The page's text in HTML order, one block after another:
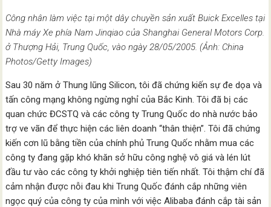
Công nhân làm việc tại một dây chuyền sản xuất Buick Excelles tại
Nhà máy Xe phía Nam Jinqiao của Shanghai General Motors Corp.
ở Thượng Hải, Trung Quốc, vào ngày 28/05/2005. (Ảnh: China
Photos/Getty Images)
Sau 30 năm ở Thung lũng Silicon, tôi đã chứng kiến sự đe dọa và
tấn công mạng không ngừng nghỉ của Bắc Kinh. Tôi đã bị các
quan chức ĐCSTQ và các công ty Trung Quốc do nhà nước bảo
trợ ve vãn để thực hiện các liên doanh “thân thiện”. Tôi đã chứng
kiến cơn lũ bằng tiền của chính phủ Trung Quốc nhằm mua các
công ty đang gặp khó khăn sở hữu công nghệ vô giá và lén lút
đầu tư vào các công ty khởi nghiệp tiên tiến nhất. Tôi thậm chí đã
cảm nhận được nỗi đau khi Trung Quốc đánh cắp những viên
ngọc quý của công ty của mình với việc Alibaba đánh cắp tài sản